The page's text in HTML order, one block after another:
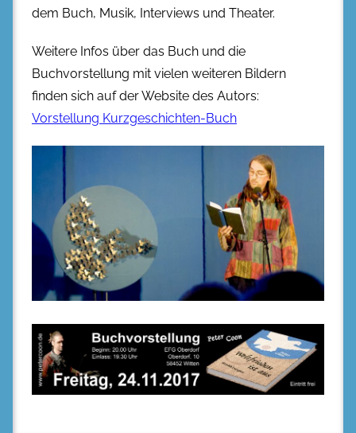
dem Buch, Musik, Interviews und Theater.
Weitere Infos über das Buch und die
Buchvorstellung mit vielen weiteren Bildern
finden sich auf der Website des Autors:
Vorstellung Kurzgeschichten-Buch